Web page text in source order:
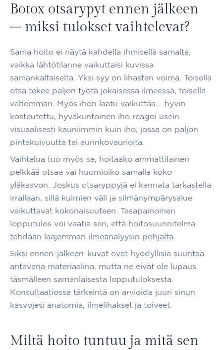
Botox otsarypyt ennen jälkeen
– miksi tulokset vaihtelevat?
Sama hoito ei näytä kahdella ihmisellä samalta,
vaikka lähtötilanne vaikuttaisi kuvissa
samankaltaiselta. Yksi syy on lihasten voima. Toisella
otsa tekee paljon työtä jokaisessa ilmeessä, toisella
vähemmän. Myös ihon laatu vaikuttaa – hyvin
kosteutettu, hyväkuntoinen iho reagoi usein
visuaalisesti kauniimmin kuin iho, jossa on paljon
pintakuivuutta tai aurinkovaurioita.
Vaihtelua tuo myös se, hoitaako ammattilainen
pelkkää otsaa vai huomioiko samalla koko
yläkasvon. Joskus otsaryppyjä ei kannata tarkastella
irrallaan, sillä kulmien väli ja silmänympärysalue
vaikuttavat kokonaisuuteen. Tasapainoinen
lopputulos voi vaatia sen, että hoitosuunnitelma
tehdään laajemman ilmeanalyysin pohjalta.
Siksi ennen-jälkeen-kuvat ovat hyödyllisiä suuntaa
antavana materiaalina, mutta ne eivät ole lupaus
täsmälleen samanlaisesta lopputuloksesta.
Konsultaatiossa tärkeintä on arvioida juuri sinun
kasvojesi anatomia, ilmelihakset ja toiveet.
Miltä hoito tuntuu ja mitä sen